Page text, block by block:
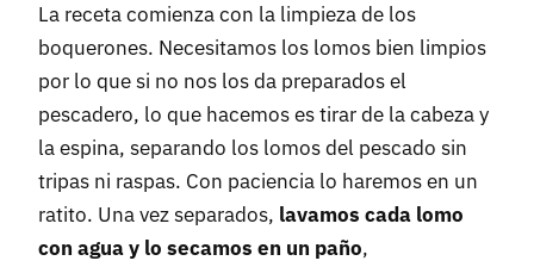
La receta comienza con la limpieza de los
boquerones. Necesitamos los lomos bien limpios
por lo que si no nos los da preparados el
pescadero, lo que hacemos es tirar de la cabeza y
la espina, separando los lomos del pescado sin
tripas ni raspas. Con paciencia lo haremos en un
ratito. Una vez separados, lavamos cada lomo
con agua y lo secamos en un paño,